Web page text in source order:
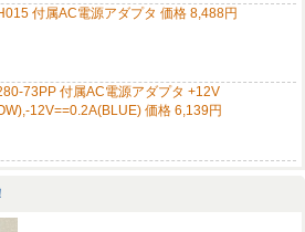
付属AC電源アダプタ 価格 8,488円
73PP 付属AC電源アダプタ +12V
12V==0.2A(BLUE) 価格 6,139円